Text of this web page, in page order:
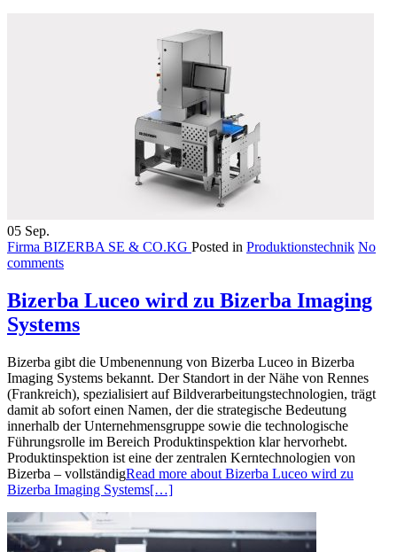
05 Sep.
Firma BIZERBA SE & CO.KG Posted in Produktionstechnik No
comments
Bizerba Luceo wird zu Bizerba Imaging
Systems
Bizerba gibt die Umbenennung von Bizerba Luceo in Bizerba
Imaging Systems bekannt. Der Standort in der Nähe von Rennes
(Frankreich), spezialisiert auf Bildverarbeitungstechnologien, trägt
damit ab sofort einen Namen, der die strategische Bedeutung
innerhalb der Unternehmensgruppe sowie die technologische
Führungsrolle im Bereich Produktinspektion klar hervorhebt.
Produktinspektion ist eine der zentralen Kerntechnologien von
Bizerba – vollständigRead more about Bizerba Luceo wird zu
Bizerba Imaging Systems[…]